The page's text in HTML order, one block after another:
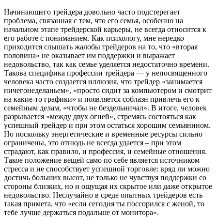
Начинающего трейдера довольно часто подстерегает
проблема, связанная с тем, что его семья, особенно на
начальном этапе трейдерской карьеры, не всегда относится к
его работе с пониманием. Как психологу, мне нередко
приходится слышать жалобы трейдеров на то, что «вторая
половина» не оказывает им поддержки и выражает
недовольство, так как семье уделяется недостаточно времени.
Такова специфика профессии трейдера — у непосвященного
человека часто создается иллюзия, что трейдер «занимается
ничегонеделаньем», «просто сидит за компьютером и смотрит
на какие-то графики» и появляется соблазн привлечь его к
семейным делам, «чтобы не бездельничал». В итоге, человек
разрывается «между двух огней», стремясь состояться как
успешный трейдер и при этом остаться хорошим семьянином.
Но поскольку энергетические и временные ресурсы сильно
ограничены, это отнюдь не всегда удается – при этом
страдают, как правило, и профессия, и семейные отношения.
Такое положение вещей само по себе является источником
стресса и не способствует успешной торговле: вряд ли можно
достичь больших высот, не только не чувствуя поддержки со
стороны близких, но и ощущая их скрытое или даже открытое
недовольство. Неслучайно в среде опытных трейдеров есть
такая примета, что «если сегодня ты поссорился с женой, то
тебе лучше держаться подальше от монитора».